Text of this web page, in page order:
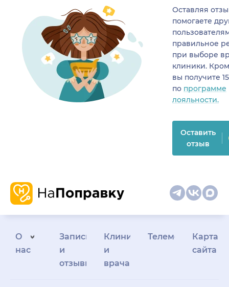
Оставляя
помогаете
правильное
при выборе
клиники.
вы получите
по программе
лояльности.
Оставить
отзыв
О
нас
Запись
и
отзывы
Клиникам
и
врачам
Телемедицина
Карта
сайта